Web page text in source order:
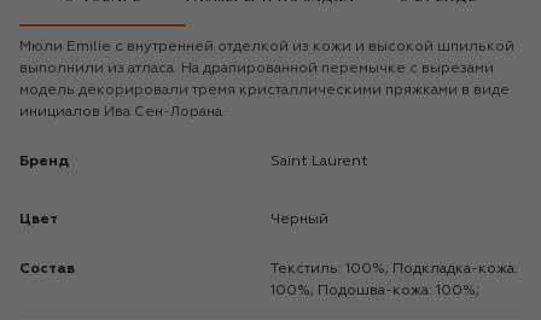
Мюли Emilie с внутренней отделкой из кожи и высокой шпилькой
выполнили из атласа. На драпированной перемычке с вырезами
модель декорировали тремя кристаллическими пряжками в виде
инициалов Ива Сен-Лорана.
Бренд Saint Laurent
Цвет Черный
Состав
Текстиль: 100%; Подкладка-кожа:
100%; Подошва-кожа: 100%;